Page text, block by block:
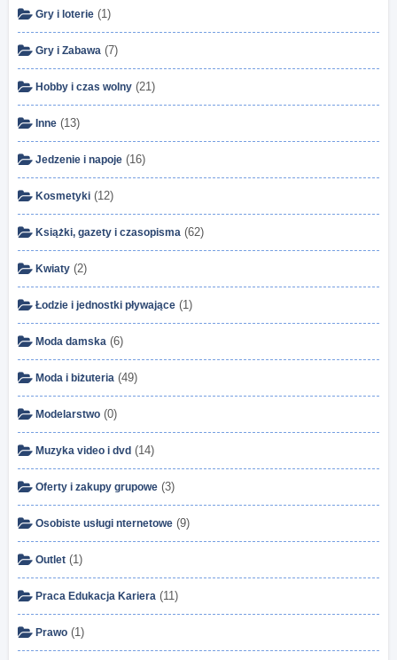
Gry i loterie (1)
Gry i Zabawa (7)
Hobby i czas wolny (21)
Inne (13)
Jedzenie i napoje (16)
Kosmetyki (12)
Książki, gazety i czasopisma (62)
Kwiaty (2)
Łodzie i jednostki pływające (1)
Moda damska (6)
Moda i biżuteria (49)
Modelarstwo (0)
Muzyka video i dvd (14)
Oferty i zakupy grupowe (3)
Osobiste usługi nternetowe (9)
Outlet (1)
Praca Edukacja Kariera (11)
Prawo (1)